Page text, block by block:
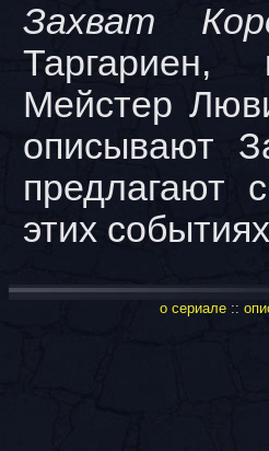
Захват
Таргариен,
Мейстер
описывают
предлагают
этих
о сериале::